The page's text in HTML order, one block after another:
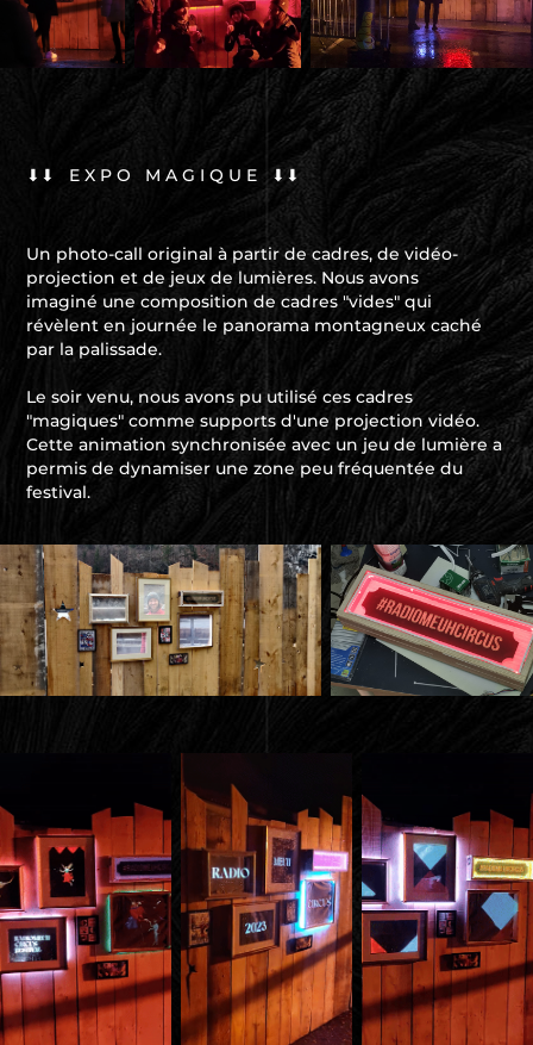
⬇⬇ E X P O M A G I Q U E ⬇⬇
Un photo-call original à partir de cadres, de vidéo-
projection et de jeux de lumières. Nous avons
imaginé une composition de cadres "vides" qui
révèlent en journée le panorama montagneux caché
par la palissade.
Le soir venu, nous avons pu utilisé ces cadres
"magiques" comme supports d'une projection vidéo.
Cette animation synchronisée avec un jeu de lumière a
permis de dynamiser une zone peu fréquentée du
festival.